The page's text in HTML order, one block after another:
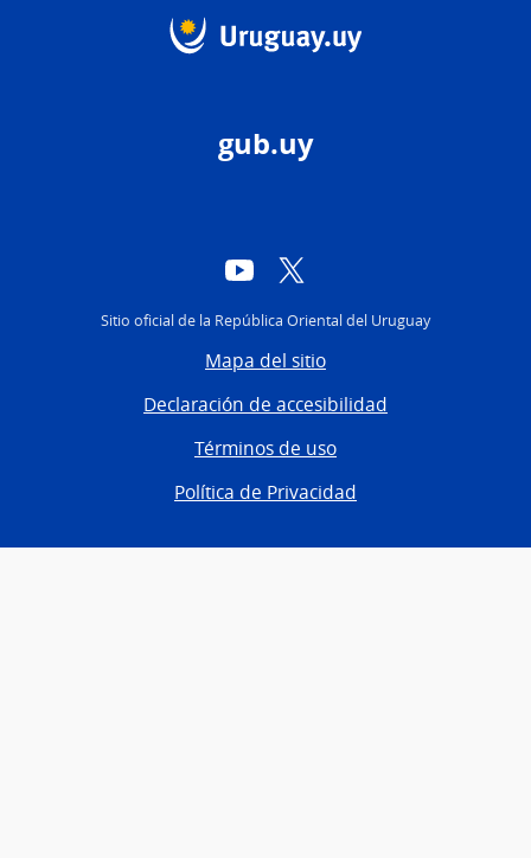
gub.uy
YouTube
Sitio oficial de la República Oriental del Uruguay
Mapa del sitio
Declaración de accesibilidad
Términos de uso
Política de Privacidad